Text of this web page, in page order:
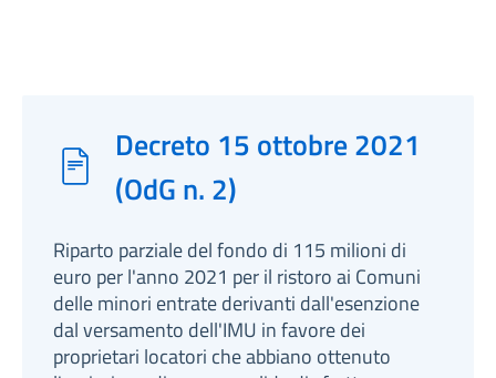
Decreto 15 ottobre 2021
(OdG n. 2)
Riparto parziale del fondo di 115 milioni di
euro per l'anno 2021 per il ristoro ai Comuni
delle minori entrate derivanti dall'esenzione
dal versamento dell'IMU in favore dei
proprietari locatori che abbiano ottenuto